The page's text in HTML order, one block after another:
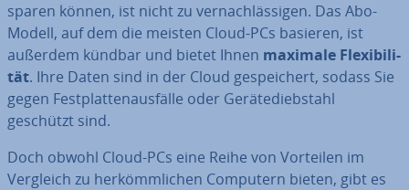
sparen können, ist nicht zu ver­nach­läs­si­gen. Das Abo-
Modell, auf dem die meisten Cloud-PCs basieren, ist
außerdem kündbar und bietet Ihnen maximale Fle­xi­bi­li­
tät. Ihre Daten sind in der Cloud ge­spei­chert, sodass Sie
gegen Fest­plat­ten­aus­fäl­le oder Ge­rä­te­dieb­stahl
geschützt sind.
Doch obwohl Cloud-PCs eine Reihe von Vorteilen im
Vergleich zu her­kömm­li­chen Computern bieten, gibt es